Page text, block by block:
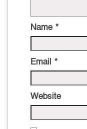
Name *
Email *
Website